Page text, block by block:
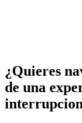
¿Quieres
de una